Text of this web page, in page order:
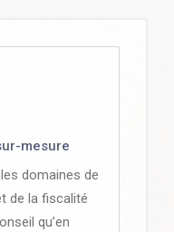
mesure
domaines de
de la fiscalité
qu’en